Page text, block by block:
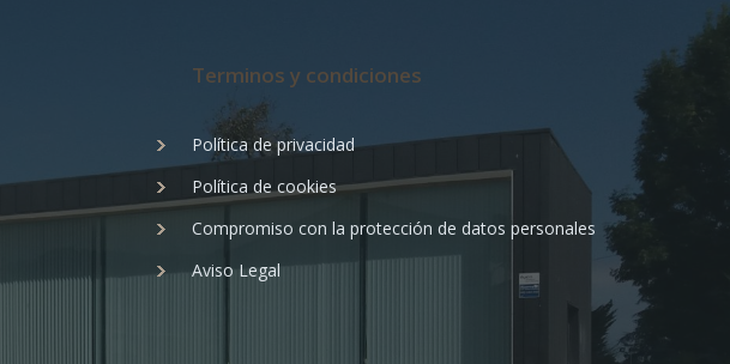
Terminos y condiciones
Política de privacidad
Política de cookies
Compromiso con la protección de datos personales
Aviso Legal